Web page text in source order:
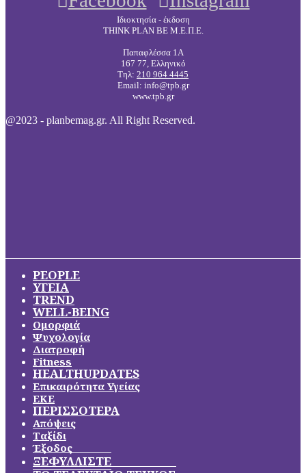
Ιδιοκτησία - έκδοση
THINK PLAN BE Μ.Ε.Π.Ε.
Παπαφλέσσα 1Α
167 77, Ελληνικό
Τηλ: 210 964 4445
Email: info@tpb.gr
www.tpb.gr
@2023 - planbemag.gr. All Right Reserved.
PEOPLE
ΥΓΕΙΑ
TREND
WELL-BEING
Ομορφιά
Ψυχολογία
Διατροφή
Fitness
HEALTHUPDATES
Επικαιρότητα Υγείας
ΕΚΕ
ΠΕΡΙΣΣΟΤΕΡΑ
Απόψεις
Ταξίδι
Έξοδος
ΞΕΦΥΛΛΙΣΤΕ